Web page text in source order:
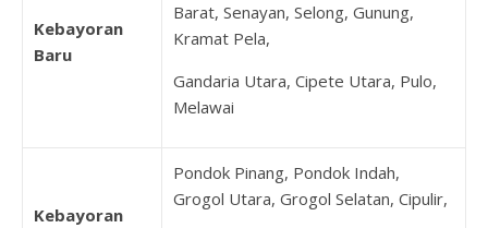
Kebayoran
Baru
Barat, Senayan, Selong, Gunung,
Kramat Pela,
Gandaria Utara, Cipete Utara, Pulo,
Melawai
Kebayoran
Pondok Pinang, Pondok Indah,
Grogol Utara, Grogol Selatan, Cipulir,